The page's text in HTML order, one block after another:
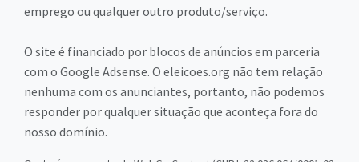
emprego ou qualquer outro produto/serviço.
O site é financiado por blocos de anúncios em parceria
com o Google Adsense. O eleicoes.org não tem relação
nenhuma com os anunciantes, portanto, não podemos
responder por qualquer situação que aconteça fora do
nosso domínio.